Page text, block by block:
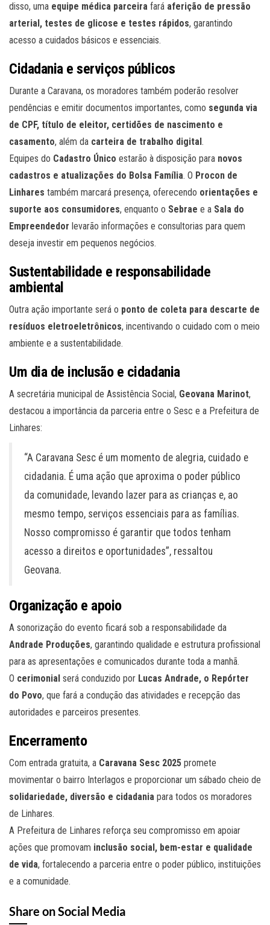
disso, uma equipe médica parceira fará aferição de pressão
arterial, testes de glicose e testes rápidos, garantindo
acesso a cuidados básicos e essenciais.
Cidadania e serviços públicos
Durante a Caravana, os moradores também poderão resolver
pendências e emitir documentos importantes, como segunda via
de CPF, título de eleitor, certidões de nascimento e
casamento, além da carteira de trabalho digital.
Equipes do Cadastro Único estarão à disposição para novos
cadastros e atualizações do Bolsa Família. O Procon de
Linhares também marcará presença, oferecendo orientações e
suporte aos consumidores, enquanto o Sebrae e a Sala do
Empreendedor levarão informações e consultorias para quem
deseja investir em pequenos negócios.
Sustentabilidade e responsabilidade
ambiental
Outra ação importante será o ponto de coleta para descarte de
resíduos eletroeletrônicos, incentivando o cuidado com o meio
ambiente e a sustentabilidade.
Um dia de inclusão e cidadania
A secretária municipal de Assistência Social, Geovana Marinot,
destacou a importância da parceria entre o Sesc e a Prefeitura de
Linhares:
“A Caravana Sesc é um momento de alegria, cuidado e
cidadania. É uma ação que aproxima o poder público
da comunidade, levando lazer para as crianças e, ao
mesmo tempo, serviços essenciais para as famílias.
Nosso compromisso é garantir que todos tenham
acesso a direitos e oportunidades”, ressaltou
Geovana.
Organização e apoio
A sonorização do evento ficará sob a responsabilidade da
Andrade Produções, garantindo qualidade e estrutura profissional
para as apresentações e comunicados durante toda a manhã.
O cerimonial será conduzido por Lucas Andrade, o Repórter
do Povo, que fará a condução das atividades e recepção das
autoridades e parceiros presentes.
Encerramento
Com entrada gratuita, a Caravana Sesc 2025 promete
movimentar o bairro Interlagos e proporcionar um sábado cheio de
solidariedade, diversão e cidadania para todos os moradores
de Linhares.
A Prefeitura de Linhares reforça seu compromisso em apoiar
ações que promovam inclusão social, bem-estar e qualidade
de vida, fortalecendo a parceria entre o poder público, instituições
e a comunidade.
Share on Social Media